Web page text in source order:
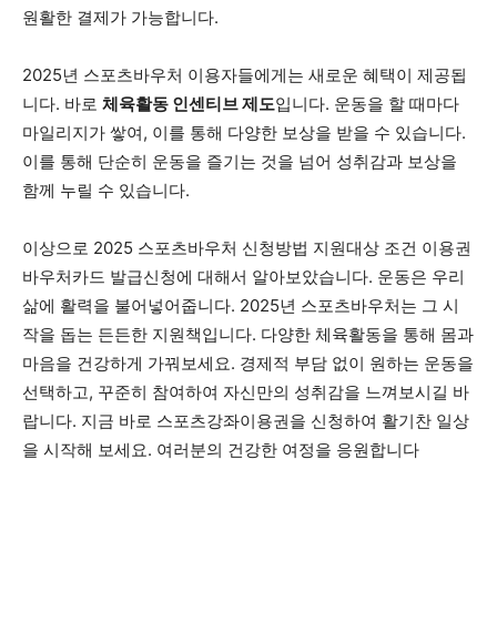
원활한 결제가 가능합니다.
2025년 스포츠바우처 이용자들에게는 새로운 혜택이 제공됩
니다. 바로 체육활동 인센티브 제도입니다. 운동을 할 때마다
마일리지가 쌓여, 이를 통해 다양한 보상을 받을 수 있습니다.
이를 통해 단순히 운동을 즐기는 것을 넘어 성취감과 보상을
함께 누릴 수 있습니다.
이상으로 2025 스포츠바우처 신청방법 지원대상 조건 이용권
바우처카드 발급신청에 대해서 알아보았습니다. 운동은 우리
삶에 활력을 불어넣어줍니다. 2025년 스포츠바우처는 그 시
작을 돕는 든든한 지원책입니다. 다양한 체육활동을 통해 몸과
마음을 건강하게 가꿔보세요. 경제적 부담 없이 원하는 운동을
선택하고, 꾸준히 참여하여 자신만의 성취감을 느껴보시길 바
랍니다. 지금 바로 스포츠강좌이용권을 신청하여 활기찬 일상
을 시작해 보세요. 여러분의 건강한 여정을 응원합니다